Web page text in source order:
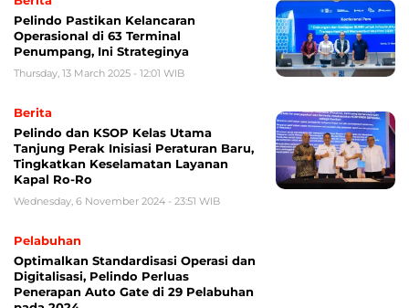
Pelindo Pastikan Kelancaran
Operasional di 63 Terminal
Penumpang, Ini Strateginya
Thursday, 13 March 2025 - 12:01 WIB
Berita
Pelindo dan KSOP Kelas Utama
Tanjung Perak Inisiasi Peraturan Baru,
Tingkatkan Keselamatan Layanan
Kapal Ro-Ro
Wednesday, 6 November 2024 - 23:51 WIB
Pelabuhan
Optimalkan Standardisasi Operasi dan
Digitalisasi, Pelindo Perluas
Penerapan Auto Gate di 29 Pelabuhan